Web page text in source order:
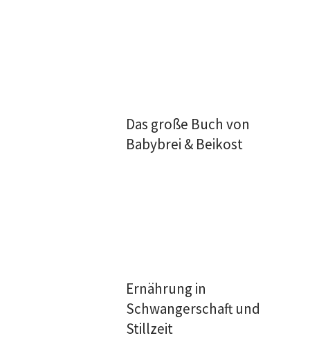
Das große Buch von
Babybrei & Beikost
Ernährung in
Schwangerschaft und
Stillzeit